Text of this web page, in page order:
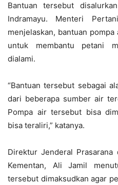
Bantuan tersebut
Indramayu. Menteri
menjelaskan, bantuan
untuk membantu petani
dialami.
“Bantuan tersebut sebagai
dari beberapa sumber air
Pompa air tersebut bisa
bisa teraliri,” katanya.
Direktur Jenderal Prasarana
Kementan, Ali Jamil
tersebut dimaksudkan agar